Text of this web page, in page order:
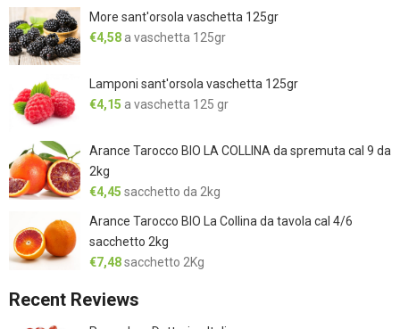
More sant'orsola vaschetta 125gr
€4,58 a vaschetta 125gr
Lamponi sant'orsola vaschetta 125gr
€4,15 a vaschetta 125 gr
Arance Tarocco BIO LA COLLINA da spremuta cal 9 da
2kg
€4,45 sacchetto da 2kg
Arance Tarocco BIO La Collina da tavola cal 4/6
sacchetto 2kg
€7,48sacchetto 2Kg
Recent Reviews